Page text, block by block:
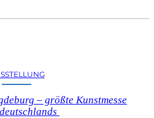
– größte Kunstmesse